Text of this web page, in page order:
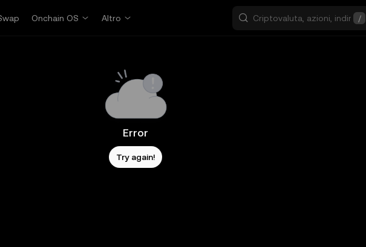
Onchain OS Altro /
Error
Try again!